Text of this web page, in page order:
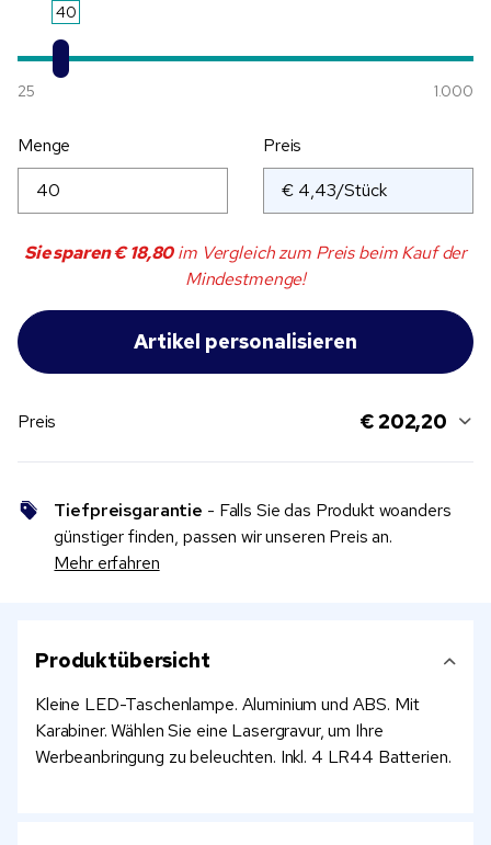
40
25 1.000
Menge Preis
Sie sparen€ 18,80im Vergleich zum Preis beim Kauf der
Mindestmenge!
Preis € 202,20
Tiefpreisgarantie - Falls Sie das Produkt woanders
günstiger finden, passen wir unseren Preis an.
Mehr erfahren
Produktübersicht
Kleine LED-Taschenlampe. Aluminium und ABS. Mit
Karabiner. Wählen Sie eine Lasergravur, um Ihre
Werbeanbringung zu beleuchten. Inkl. 4 LR44 Batterien.